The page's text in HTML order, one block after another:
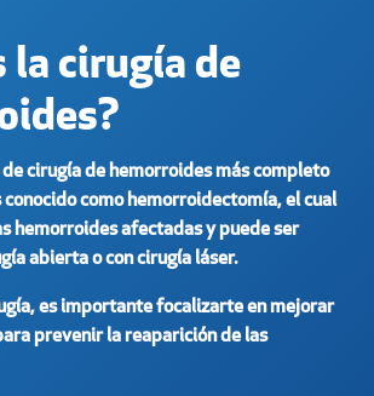
la cirugía de
cirugía de hemorroides más completo
como hemorroidectomía, el cual
hemorroides afectadas y puede ser
abierta o con cirugía láser.
es importante focalizarte en mejorar
prevenir la reaparición de las